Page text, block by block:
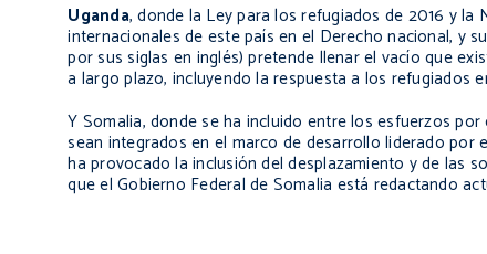
Uganda, donde la Ley para los refugiados de 2016 y
internacionales de este país en el Derecho nacional, y
por sus siglas en inglés) pretende llenar el vacío que
a largo plazo, incluyendo la respuesta a los refugiados
Y Somalia, donde se ha incluido entre los esfuerzos
sean integrados en el marco de desarrollo liderado por
ha provocado la inclusión del desplazamiento y de las
que el Gobierno Federal de Somalia está redactando